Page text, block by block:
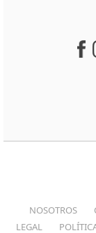
NOSOTROS
LEGAL